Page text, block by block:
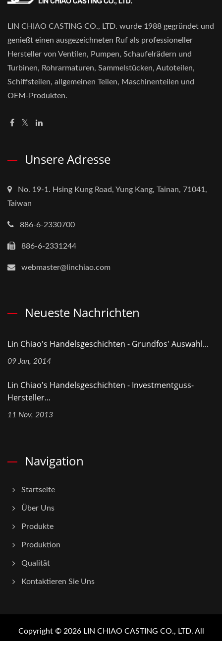
LIN CHIAO CASTING CO., LTD. wurde 1988 gegründet und
genießt einen ausgezeichneten Ruf als professioneller
Hersteller von Ventilen, Pumpen, Schaufelrädern und
Turbinen, Rohrarmaturen, Sammelstücken, Autoteilen,
Schiffsteilen, allgemeinen Teilen, Maschinenteilen und
OEM-Produkten.
Unsere Adresse
No. 19-1. Hsing Kung Road, Yung Kang, Tainan, 71041,
Taiwan
886-6-2330700
886-6-2331244
webmaster@linchiao.com
Neueste Nachrichten
Lin Chiao's Handelsgeschichten - Grundfos' Auswahl...
09 Jan, 2014
Lin Chiao's Handelsgeschichten - Investmentguss-
Hersteller...
11 Nov, 2013
Navigation
Startseite
Über Uns
Produkte
Produktion
Qualität
Kontaktieren Sie Uns
Copyright © 2026 LIN CHIAO CASTING CO., LTD. All